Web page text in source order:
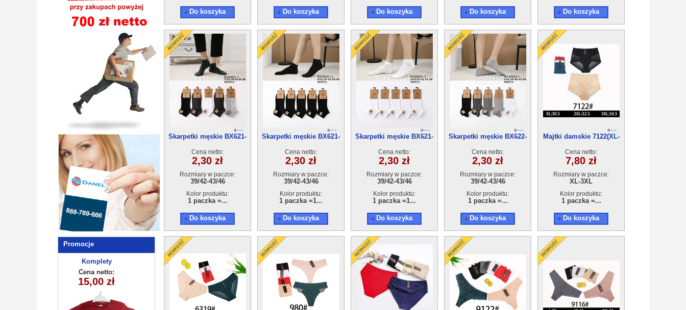
Promocje
Komplety
dziecięce
(7-10 ) 4szt
Cena netto:
15,00 zł
Komplety
dziecięce (1-4
) 4szt
Cena netto:
12,00 zł
Do koszyka Do koszyka Do koszyka Do koszyka Do koszyka
Skarpetki męskie BX621-
Cena netto:
2,30 zł
Rozmiary w paczce:
39/42-43/46
Kolor produktu:
1 paczka =...
Do koszyka
Skarpetki męskie BX621-
Cena netto:
2,30 zł
Rozmiary w paczce:
39/42-43/46
Kolor produktu:
1 paczka =1...
Do koszyka
Skarpetki męskie BX621-
Cena netto:
2,30 zł
Rozmiary w paczce:
39/42-43/46
Kolor produktu:
1 paczka =1...
Do koszyka
Skarpetki męskie BX622-
Cena netto:
2,30 zł
Rozmiary w paczce:
39/42-43/46
Kolor produktu:
1 paczka =...
Do koszyka
Majtki damskie 7122(XL-
Cena netto:
7,80 zł
Rozmiary w paczce:
XL-3XL
Kolor produktu:
1 paczka =...
Do koszyka